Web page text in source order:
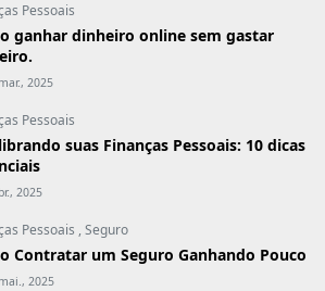
Pessoais
ganhar dinheiro online sem gastar
2025
Pessoais
suas Finanças Pessoais: 10 dicas
2025
Pessoais , Seguro
Contratar um Seguro Ganhando Pouco
2025